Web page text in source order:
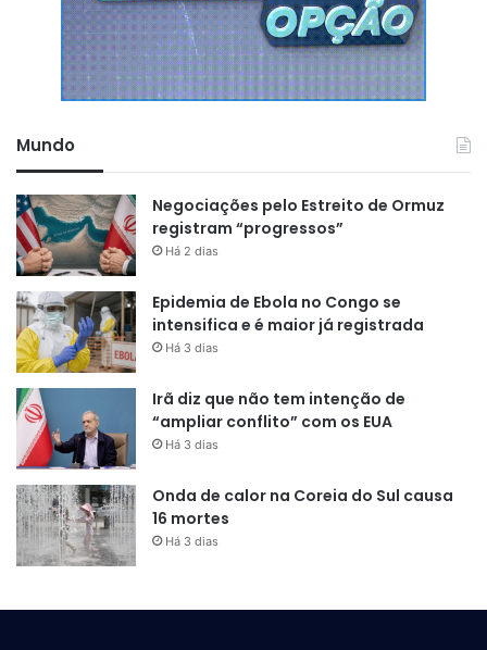
Mundo
Negociações pelo Estreito de Ormuz
registram “progressos”
Há 2 dias
Epidemia de Ebola no Congo se
intensifica e é maior já registrada
Há 3 dias
Irã diz que não tem intenção de
“ampliar conflito” com os EUA
Há 3 dias
Onda de calor na Coreia do Sul causa
16 mortes
Há 3 dias